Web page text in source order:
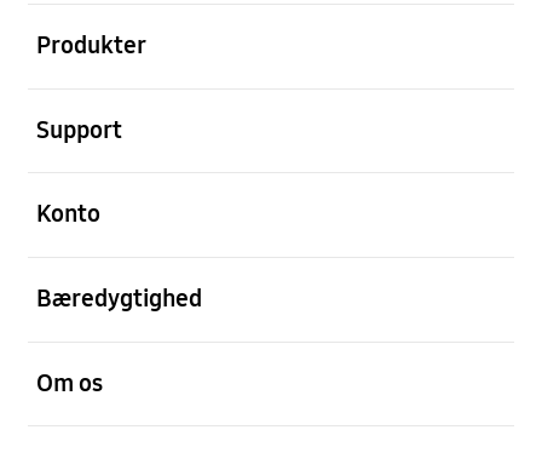
Produkter
Support
Konto
Bæredygtighed
Om os